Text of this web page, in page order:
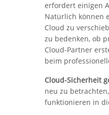
erfordert einigen
Natürlich können
Cloud zu
zu bedenken, ob
Cloud-Partner
beim
Cloud-Sicherheit
neu zu
funktionieren in